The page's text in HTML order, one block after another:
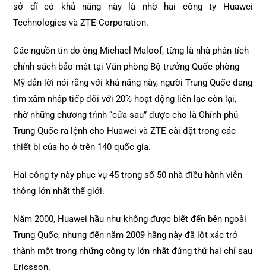
sở dĩ có khả năng này là nhờ hai công ty Huawei
Technologies và ZTE Corporation.
Các nguồn tin do ông Michael Maloof, từng là nhà phân tích
chính sách bảo mật tại Văn phòng Bộ trưởng Quốc phòng
Mỹ dẫn lời nói rằng với khả năng này, người Trung Quốc đang
tìm xâm nhập tiếp đối với 20% hoạt động liên lạc còn lại,
nhờ những chương trình “cửa sau” được cho là Chính phủ
Trung Quốc ra lệnh cho Huawei và ZTE cài đặt trong các
thiết bị của họ ở trên 140 quốc gia.
Hai công ty này phục vụ 45 trong số 50 nhà điều hành viễn
thông lớn nhất thế giới.
Năm 2000, Huawei hầu như không được biết đến bên ngoài
Trung Quốc, nhưng đến năm 2009 hãng này đã lột xác trở
thành một trong những công ty lớn nhất đứng thứ hai chỉ sau
Ericsson.